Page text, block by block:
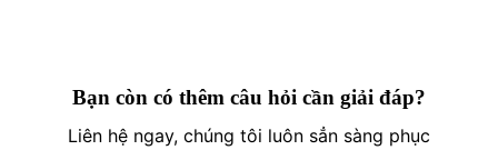
Bạn còn có thêm câu hỏi cần giải đáp?
Liên hệ ngay, chúng tôi luôn sẳn sàng phục